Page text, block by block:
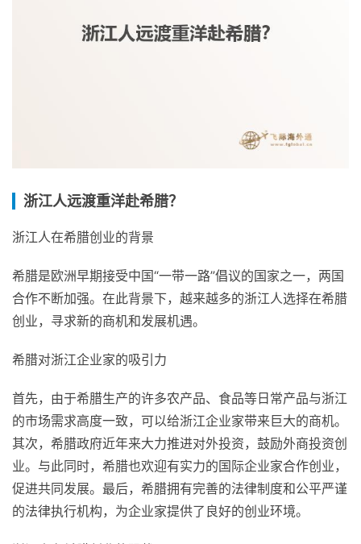
浙江人远渡重洋赴希腊？
浙江人在希腊创业的背景
希腊是欧洲早期接受中国“一带一路”倡议的国家之一，两国
合作不断加强。在此背景下，越来越多的浙江人选择在希腊
创业，寻求新的商机和发展机遇。
希腊对浙江企业家的吸引力
首先，由于希腊生产的许多农产品、食品等日常产品与浙江
的市场需求高度一致，可以给浙江企业家带来巨大的商机。
其次，希腊政府近年来大力推进对外投资，鼓励外商投资创
业。与此同时，希腊也欢迎有实力的国际企业家合作创业，
促进共同发展。最后，希腊拥有完善的法律制度和公平严谨
的法律执行机构，为企业家提供了良好的创业环境。